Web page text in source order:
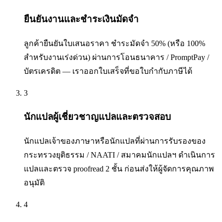
ยืนยันงานและชำระเงินมัดจำ
ลูกค้ายืนยันใบเสนอราคา ชำระมัดจำ 50% (หรือ 100%
สำหรับงานเร่งด่วน) ผ่านการโอนธนาคาร / PromptPay /
บัตรเครดิต — เราออกใบเสร็จที่ขอใบกำกับภาษีได้
3
นักแปลผู้เชี่ยวชาญแปลและตรวจสอบ
นักแปลเจ้าของภาษาหรือนักแปลที่ผ่านการรับรองของ
กระทรวงยุติธรรม / NAATI / สมาคมนักแปลฯ ดำเนินการ
แปลและตรวจ proofread 2 ชั้น ก่อนส่งให้ผู้จัดการคุณภาพ
อนุมัติ
4